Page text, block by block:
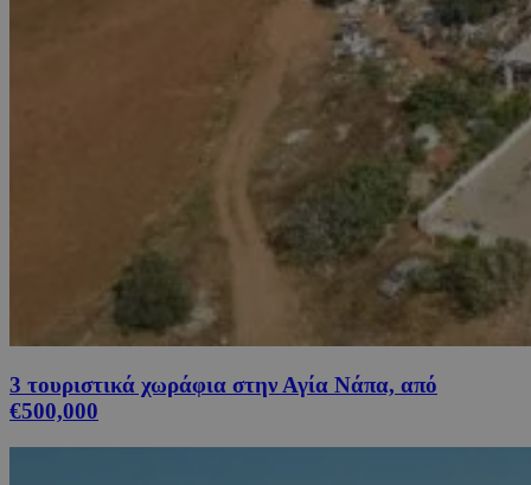
3 τουριστικά χωράφια στην Αγία Νάπα, από
€500,000